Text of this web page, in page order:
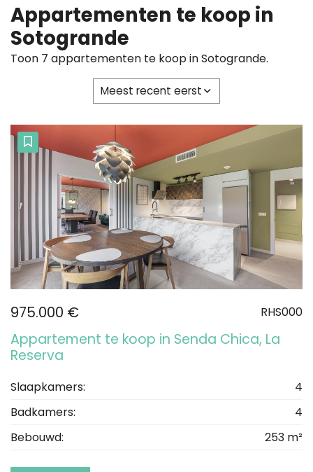
Appartementen te koop in
Sotogrande
Toon 7 appartementen te koop in Sotogrande.
Meest recent eerst
975.000 € RHS000
Appartement te koop in Senda Chica, La
Reserva
Slaapkamers:
4
Badkamers:
4
Bebouwd:
253 m²